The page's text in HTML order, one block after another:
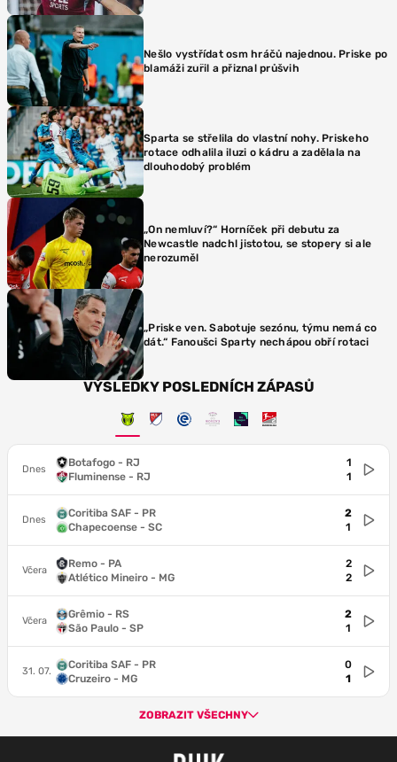
Nešlo vystřídat osm hráčů najednou. Priske po
blamáži zuřil a přiznal průšvih
Sparta se střelila do vlastní nohy. Priskeho
rotace odhalila iluzi o kádru a zadělala na
dlouhodobý problém
„On nemluví?“ Horníček při debutu za
Newcastle nadchl jistotou, se stopery si ale
nerozuměl
„Priske ven. Sabotuje sezónu, týmu nemá co
dát.“ Fanoušci Sparty nechápou obří rotaci
VÝSLEDKY POSLEDNÍCH ZÁPASŮ
Dnes
Botafogo - RJ
Fluminense - RJ
1
1
Dnes
Coritiba SAF - PR
Chapecoense - SC
2
1
Včera
Remo - PA
Atlético Mineiro - MG
2
2
Včera
Grêmio - RS
São Paulo - SP
2
1
31. 07.
Coritiba SAF - PR
Cruzeiro - MG
0
1
ZOBRAZIT VŠECHNY